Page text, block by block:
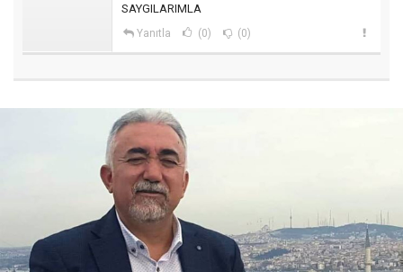
SAYGILARIMLA
Yanıtla (0) (0)